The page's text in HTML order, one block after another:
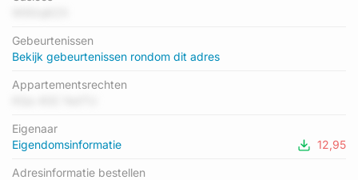
Gebeurtenissen
Bekijk gebeurtenissen rondom dit adres
Appartementsrechten
Eigenaar
Eigendomsinformatie
12,95
Adresinformatie bestellen